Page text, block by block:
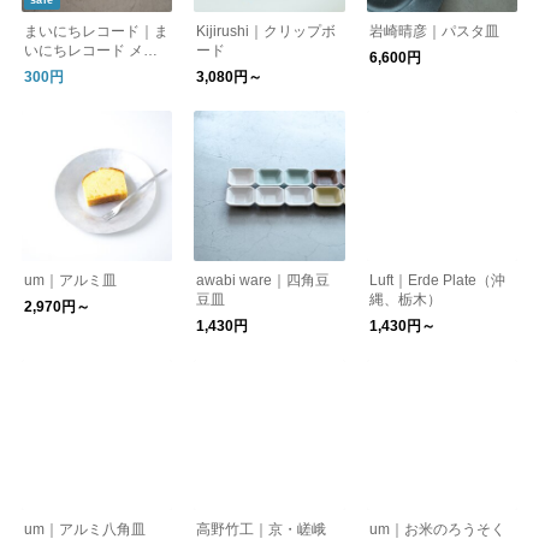
まいにちレコード｜ま
いにちレコード メモ
帳
300円
Kijirushi｜クリップボ
ード
3,080円～
岩崎晴彦｜パスタ皿
6,600円
um｜アルミ皿
2,970円～
awabi ware｜四角豆
豆皿
1,430円
Luft｜Erde Plate（沖
縄、栃木）
1,430円～
um｜アルミ八角皿 高野竹工｜京・嵯峨 um｜お米のろうそく